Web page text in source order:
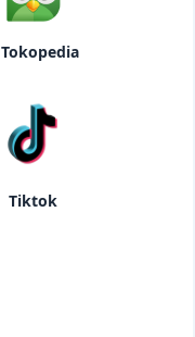
Tokopedia
Tiktok